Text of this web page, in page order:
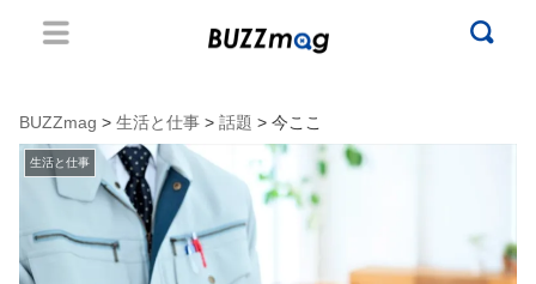
BUZZmag > 生活と仕事 > 話題 > 今ここ
生活と仕事